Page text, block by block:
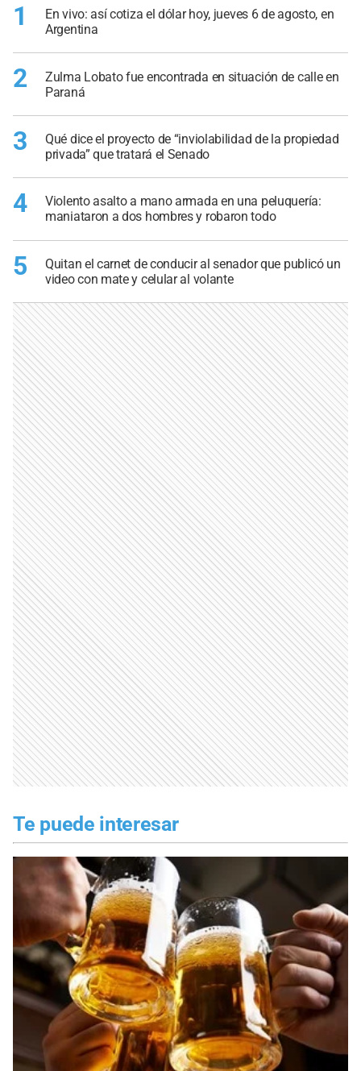
1
En vivo: así cotiza el dólar hoy, jueves 6 de agosto, en
Argentina
2
Zulma Lobato fue encontrada en situación de calle en
Paraná
3
Qué dice el proyecto de “inviolabilidad de la propiedad
privada” que tratará el Senado
4
Violento asalto a mano armada en una peluquería:
maniataron a dos hombres y robaron todo
5
Quitan el carnet de conducir al senador que publicó un
video con mate y celular al volante
Te puede interesar